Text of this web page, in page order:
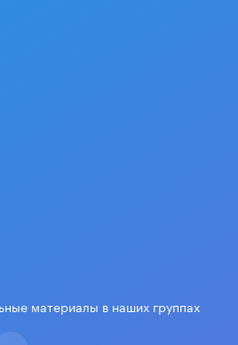
материалы в наших группах